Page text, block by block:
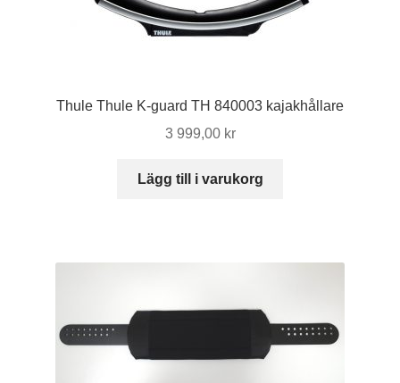
Thule Thule K-guard TH 840003 kajakhållare
3 999,00 kr
Lägg till i varukorg